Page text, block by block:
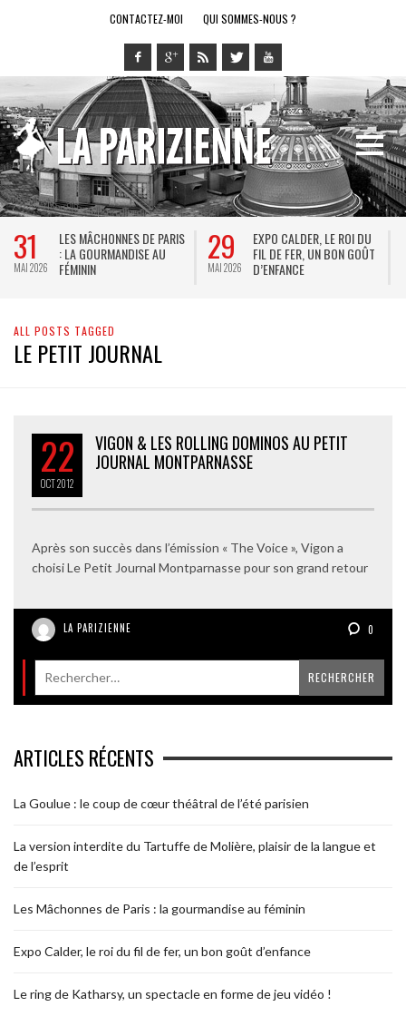
CONTACTEZ-MOI QUI SOMMES-NOUS ?
31
MAI 2026
LES MÂCHONNES DE PARIS
: LA GOURMANDISE AU
FÉMININ
29
MAI 2026
EXPO CALDER, LE ROI DU
FIL DE FER, UN BON GOÛT
D’ENFANCE
ALL POSTS TAGGED
LE PETIT JOURNAL
22
OCT2012
VIGON & LES ROLLING DOMINOS AU PETIT
JOURNAL MONTPARNASSE
Après son succès dans l’émission « The Voice », Vigon a
choisi Le Petit Journal Montparnasse pour son grand retour
LA PARIZIENNE 0
ARTICLES RÉCENTS
La Goulue : le coup de cœur théâtral de l’été parisien
La version interdite du Tartuffe de Molière, plaisir de la langue et
de l’esprit
Les Mâchonnes de Paris : la gourmandise au féminin
Expo Calder, le roi du fil de fer, un bon goût d’enfance
Le ring de Katharsy, un spectacle en forme de jeu vidéo !